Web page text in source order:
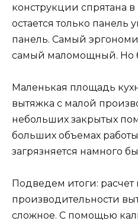
конструкции спрятана
остается только панель
панель. Самый
самый маломощный. Но
Маленькая площадь
вытяжка с малой
небольших закрытых
больших объемах
загрязняется намного
Подведем итоги:
производительности
сложное. С помощью